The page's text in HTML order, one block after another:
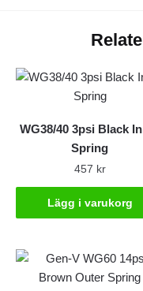
WG38/40 3psi Black
Spring
457 kr
Lägg i varukorg